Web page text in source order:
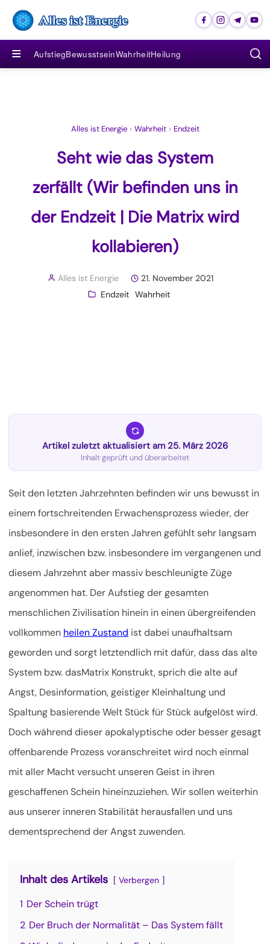
≡ AufstiegBewusstseinWahrheitHeilung
Alles ist Energie › Wahrheit › Endzeit
Seht wie das System
zerfällt (Wir befinden uns in
der Endzeit | Die Matrix wird
kollabieren)
Alles ist Energie
21. November 2021
Endzeit Wahrheit
Artikel zuletzt aktualisiert am 25. März 2026
Inhalt geprüft und überarbeitet
Seit den letzten Jahrzehnten befinden wir uns bewusst in
einem fortschreitenden Erwachensprozess wieder, der
insbesondere in den ersten Jahren gefühlt sehr langsam
anlief, inzwischen bzw. insbesondere im vergangenen und
diesem Jahrzehnt aber massiv beschleunigte Züge
angenommen hat. Der Aufstieg der gesamten
menschlichen Zivilisation hinein in einen übergreifenden
vollkommen heilen Zustand ist dabei unaufhaltsam
geworden und sorgt letztendlich mit dafür, dass das alte
System bzw. dasMatrix Konstrukt, sprich die alte auf
Angst, Desinformation, geistiger Kleinhaltung und
Spaltung basierende Welt Stück für Stück aufgelöst wird.
Doch während dieser apokalyptische oder besser gesagt
offenbarende Prozess voranschreitet wird noch einmal
mit aller Macht versucht unseren Geist in ihren
geschaffenen Schein hineinzuziehen. Wir sollen weiterhin
aus unserer inneren Stabilität herausfallen und uns
dementsprechend der Angst zuwenden.
Inhalt des Artikels Verbergen
1 Der Schein trügt
2 Der Bruch der Normalität – Das System fällt